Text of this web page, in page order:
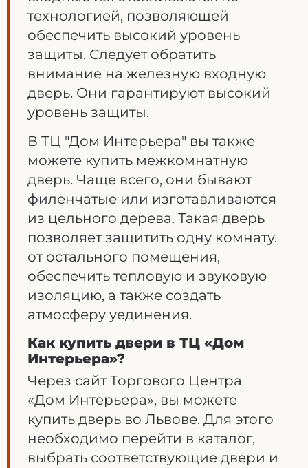
технологией, позволяющей
обеспечить высокий уровень
защиты. Следует обратить
внимание на железную входную
дверь. Они гарантируют высокий
уровень защиты.
В ТЦ "Дом Интерьера" вы также
можете купить межкомнатную
дверь. Чаще всего, они бывают
филенчатые или изготавливаются
из цельного дерева. Такая дверь
позволяет защитить одну комнату.
от остального помещения,
обеспечить тепловую и звуковую
изоляцию, а также создать
атмосферу уединения.
Как купить двери в ТЦ «Дом
Интерьера»?
Через сайт Торгового Центра
«Дом Интерьера», вы можете
купить дверь во Львове. Для этого
необходимо перейти в каталог,
выбрать соответствующие двери и